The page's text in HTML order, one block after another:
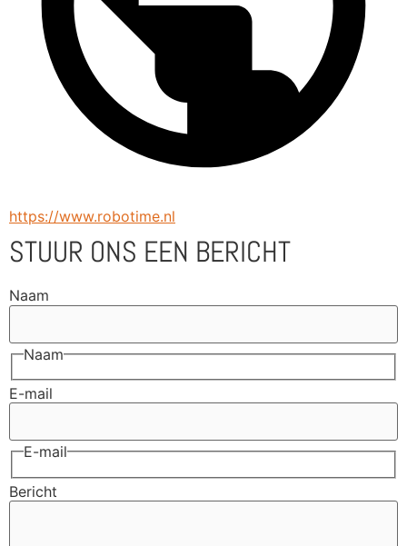
https://www.robotime.nl
STUUR ONS EEN BERICHT
Naam
Naam
E-mail
E-mail
Bericht